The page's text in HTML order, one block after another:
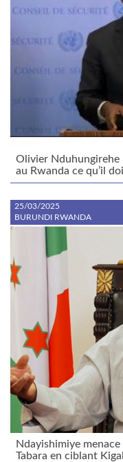
Olivier Nduhungirehe
au Rwanda ce qu’il
25/03/2025
BURUNDI RWANDA
Ndayishimiye
Tabara en ciblant